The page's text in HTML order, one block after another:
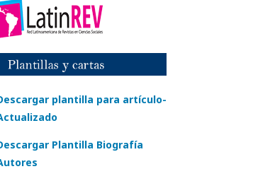
plantilla para artículo-
Plantilla Biografía